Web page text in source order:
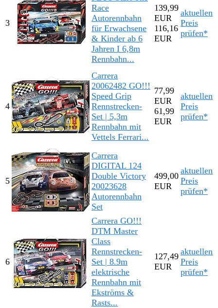
3
Race
Autorennbahn
für Erwachsene
& Kinder ab 6
Jahren I 6,8m
Rennbahn...
139,99
EUR
116,16
EUR
aktuellen
Preis
prüfen*
4
Carrera
20062482 GO!!!
Speed Grip
Rennstrecken-
Set | 5,3m
Rennbahn mit
Vettels Ferrari...
77,99
EUR
61,99
EUR
aktuellen
Preis
prüfen*
5
Carrera
DIGITAL 124
Double Victory
20023628
Autorennbahn
Set
499,00
EUR
aktuellen
Preis
prüfen*
6
Carrera GO!!!
DTM Master
Class
Rennstrecken-
Set | 8.9m
elektrische
Rennbahn mit
Ekströms &
Rasts...
127,49
EUR
aktuellen
Preis
prüfen*